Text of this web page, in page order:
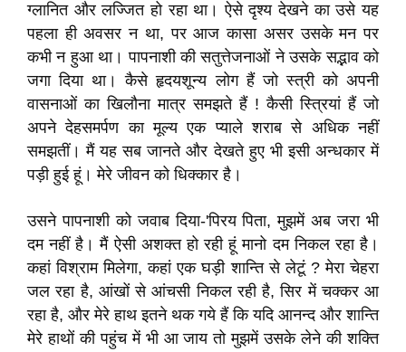
ग्लानित और लज्जित हो रहा था। ऐसे दृश्य देखने का उसे यह
पहला ही अवसर न था, पर आज कासा असर उसके मन पर
कभी न हुआ था। पापनाशी की सतुत्तेजनाओं ने उसके सद्भाव को
जगा दिया था। कैसे हृदयशून्य लोग हैं जो स्त्री को अपनी
वासनाओं का खिलौना मात्र समझते हैं ! कैसी स्त्रियां हैं जो
अपने देहसमर्पण का मूल्य एक प्याले शराब से अधिक नहीं
समझतीं। मैं यह सब जानते और देखते हुए भी इसी अन्धकार में
पड़ी हुई हूं। मेरे जीवन को धिक्कार है।
उसने पापनाशी को जवाब दिया-'पिरय पिता, मुझमें अब जरा भी
दम नहीं है। मैं ऐसी अशक्त हो रही हूं मानो दम निकल रहा है।
कहां विश्राम मिलेगा, कहां एक घड़ी शान्ति से लेटूं ? मेरा चेहरा
जल रहा है, आंखों से आंचसी निकल रही है, सिर में चक्कर आ
रहा है, और मेरे हाथ इतने थक गये हैं कि यदि आनन्द और शान्ति
मेरे हाथों की पहुंच में भी आ जाय तो मुझमें उसके लेने की शक्ति